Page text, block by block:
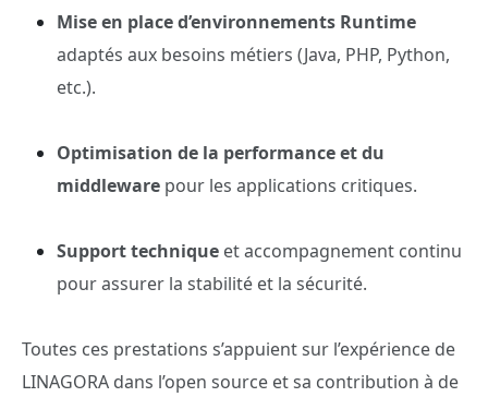
Mise en place d’environnements Runtime
adaptés aux besoins métiers (Java, PHP, Python,
etc.).
Optimisation de la performance et du
middleware pour les applications critiques.
Support technique et accompagnement continu
pour assurer la stabilité et la sécurité.
Toutes ces prestations s’appuient sur l’expérience de
LINAGORA dans l’open source et sa contribution à de